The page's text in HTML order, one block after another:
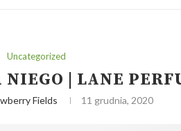
Uncategorized
| LANE
Fields 11 grudnia, 2020